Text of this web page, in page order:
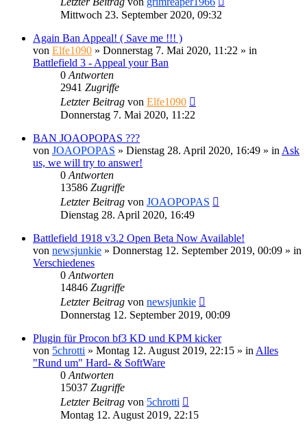
Mittwoch 23. September 2020, 09:32
Again Ban Appeal! ( Save me !!! )
von Elfe1090 » Donnerstag 7. Mai 2020, 11:22 » in
Battlefield 3 - Appeal your Ban
0 Antworten
2941 Zugriffe
Letzter Beitrag von Elfe1090
Donnerstag 7. Mai 2020, 11:22
BAN JOAOPOPAS ???
von JOAOPOPAS » Dienstag 28. April 2020, 16:49 » in Ask
us, we will try to answer!
0 Antworten
13586 Zugriffe
Letzter Beitrag von JOAOPOPAS
Dienstag 28. April 2020, 16:49
Battlefield 1918 v3.2 Open Beta Now Available!
von newsjunkie » Donnerstag 12. September 2019, 00:09 » in
Verschiedenes
0 Antworten
14846 Zugriffe
Letzter Beitrag von newsjunkie
Donnerstag 12. September 2019, 00:09
Plugin für Procon bf3 KD und KPM kicker
von 5chrotti » Montag 12. August 2019, 22:15 » in Alles
"Rund um" Hard- & SoftWare
0 Antworten
15037 Zugriffe
Letzter Beitrag von 5chrotti
Montag 12. August 2019, 22:15